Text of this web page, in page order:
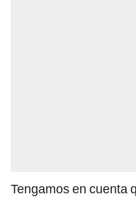
Tengamos en cuenta